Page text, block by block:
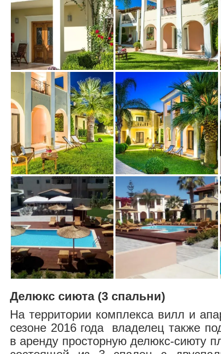
Делюкс сиюта (3 спальни)
На территории комплекса вилл и
сезоне 2016 года владелец также
в аренду просторную делюкс-сиюту